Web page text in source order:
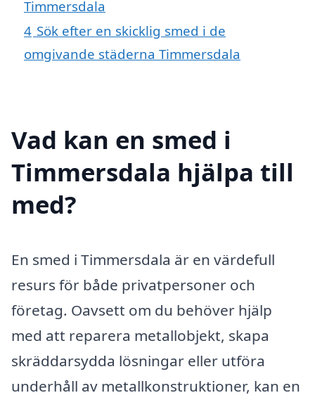
Timmersdala
4 Sök efter en skicklig smed i de
omgivande städerna Timmersdala
Vad kan en smed i
Timmersdala hjälpa till
med?
En smed i Timmersdala är en värdefull
resurs för både privatpersoner och
företag. Oavsett om du behöver hjälp
med att reparera metallobjekt, skapa
skräddarsydda lösningar eller utföra
underhåll av metallkonstruktioner, kan en